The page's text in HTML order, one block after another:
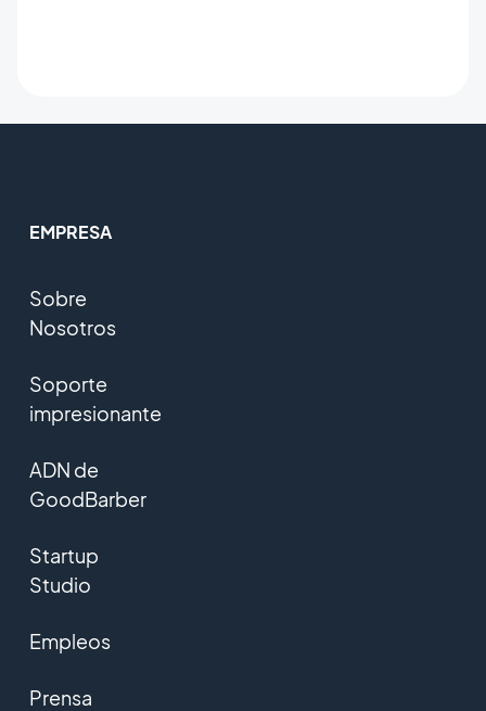
EMPRESA
Sobre
Nosotros
Soporte
impresionante
ADN de
GoodBarber
Startup
Studio
Empleos
Prensa